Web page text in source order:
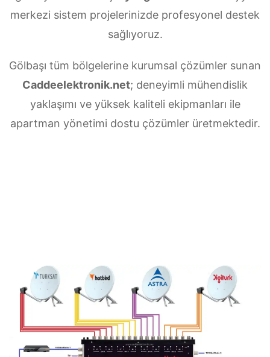
merkezi sistem projelerinizde profesyonel destek
sağlıyoruz.
Gölbaşı tüm bölgelerine kurumsal çözümler sunan
Caddeelektronik.net; deneyimli mühendislik
yaklaşımı ve yüksek kaliteli ekipmanları ile
apartman yönetimi dostu çözümler üretmektedir.